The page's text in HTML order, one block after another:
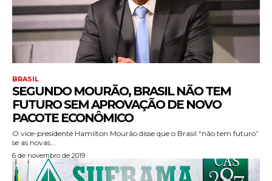
BRASIL
SEGUNDO MOURÃO, BRASIL NÃO TEM
FUTURO SEM APROVAÇÃO DE NOVO
PACOTE ECONÔMICO
O vice-presidente Hamilton Mourão disse que o Brasil “não tem futuro”
se as novas...
6 de novembro de 2019